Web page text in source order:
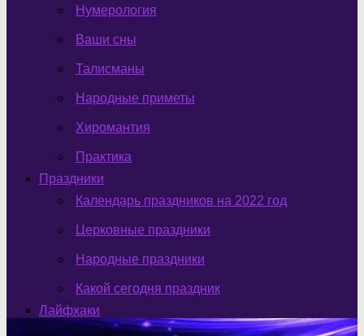
Нумерология
Ваши сны
Талисманы
Народные приметы
Хиромантия
Практика
Праздники
Календарь праздников на 2022 год
Церковные праздники
Народные праздники
Какой сегодня праздник
Лайфхаки